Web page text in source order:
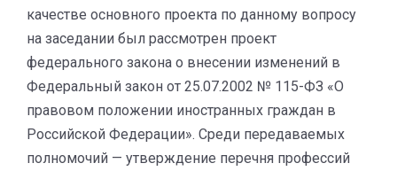
качестве основного проекта по данному вопросу
на заседании был рассмотрен проект
федерального закона о внесении изменений в
Федеральный закон от 25.07.2002 № 115-ФЗ «О
правовом положении иностранных граждан в
Российской Федерации». Среди передаваемых
полномочий — утверждение перечня профессий